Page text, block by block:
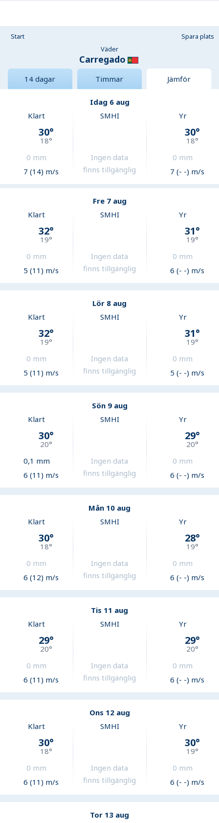
Start
Spara plats
Väder
Carregado
14 dagar Timmar Jämför
Idag 6 aug
Klart
30°
18°
0 mm
7 (14) m/s
SMHI
Ingen data
finns tillgänglig
Yr
30°
18°
0 mm
7 (- -) m/s
Fre 7 aug
Klart
32°
19°
0 mm
5 (11) m/s
SMHI
Ingen data
finns tillgänglig
Yr
31°
19°
0 mm
6 (- -) m/s
Lör 8 aug
Klart
32°
19°
0 mm
5 (11) m/s
SMHI
Ingen data
finns tillgänglig
Yr
31°
19°
0 mm
5 (- -) m/s
Sön 9 aug
Klart
30°
20°
0,1 mm
6 (11) m/s
SMHI
Ingen data
finns tillgänglig
Yr
29°
20°
0 mm
6 (- -) m/s
Mån 10 aug
Klart
30°
18°
0 mm
6 (12) m/s
SMHI
Ingen data
finns tillgänglig
Yr
28°
19°
0 mm
6 (- -) m/s
Tis 11 aug
Klart
29°
20°
0 mm
6 (11) m/s
SMHI
Ingen data
finns tillgänglig
Yr
29°
20°
0 mm
6 (- -) m/s
Ons 12 aug
Klart
30°
18°
0 mm
6 (11) m/s
SMHI
Ingen data
finns tillgänglig
Yr
30°
19°
0 mm
6 (- -) m/s
Tor 13 aug